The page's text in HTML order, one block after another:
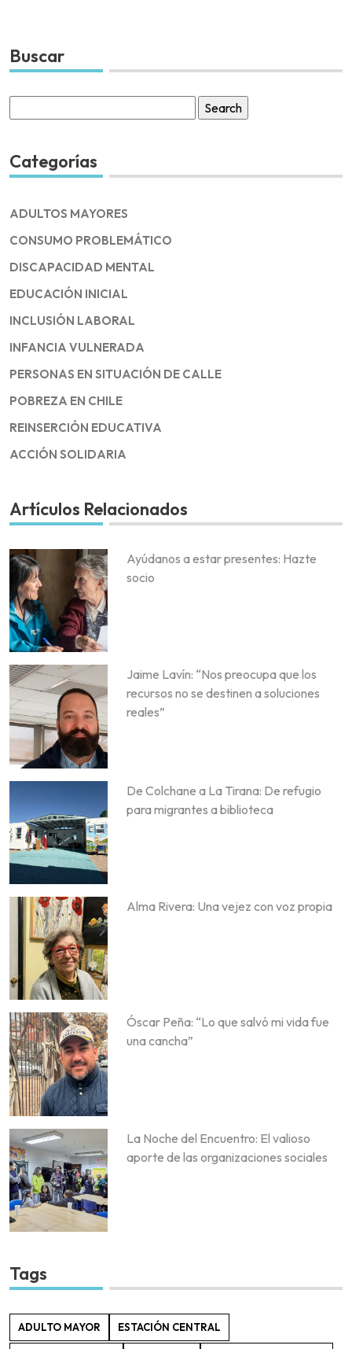
Buscar
for:
Categorías
ADULTOS MAYORES
CONSUMO PROBLEMÁTICO
DISCAPACIDAD MENTAL
EDUCACIÓN INICIAL
INCLUSIÓN LABORAL
INFANCIA VULNERADA
PERSONAS EN SITUACIÓN DE CALLE
POBREZA EN CHILE
REINSERCIÓN EDUCATIVA
ACCIÓN SOLIDARIA
Artículos Relacionados
Ayúdanos a estar presentes: Hazte
socio
Jaime Lavín: “Nos preocupa que los
recursos no se destinen a soluciones
reales”
De Colchane a La Tirana: De refugio
para migrantes a biblioteca
Alma Rivera: Una vejez con voz propia
Óscar Peña: “Lo que salvó mi vida fue
una cancha”
La Noche del Encuentro: El valioso
aporte de las organizaciones sociales
Tags
ADULTO MAYOR ESTACIÓN CENTRAL